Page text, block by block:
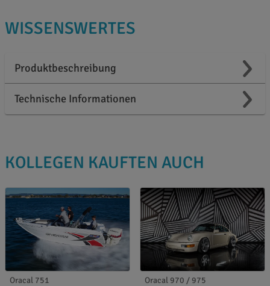
WISSENSWERTES
Produktbeschreibung
Technische Informationen
KOLLEGEN KAUFTEN AUCH
Oracal 751 Oracal 970 / 975